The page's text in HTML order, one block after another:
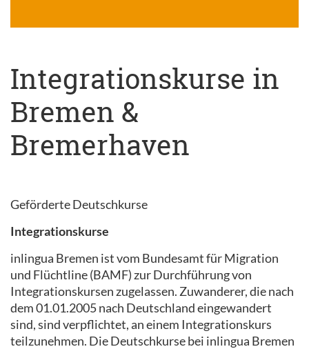
Integrationskurse in
Bremen &
Bremerhaven
Geförderte Deutschkurse
Integrationskurse
inlingua Bremen ist vom Bundesamt für Migration
und Flüchtline (BAMF) zur Durchführung von
Integrationskursen zugelassen. Zuwanderer, die nach
dem 01.01.2005 nach Deutschland eingewandert
sind, sind verpflichtet, an einem Integrationskurs
teilzunehmen. Die Deutschkurse bei inlingua Bremen